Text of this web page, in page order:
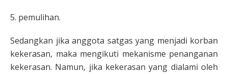
5. pemulihan.
Sedangkan jika anggota satgas yang menjadi korban
kekerasan, maka mengikuti mekanisme penanganan
kekerasan. Namun, jika kekerasan yang dialami oleh